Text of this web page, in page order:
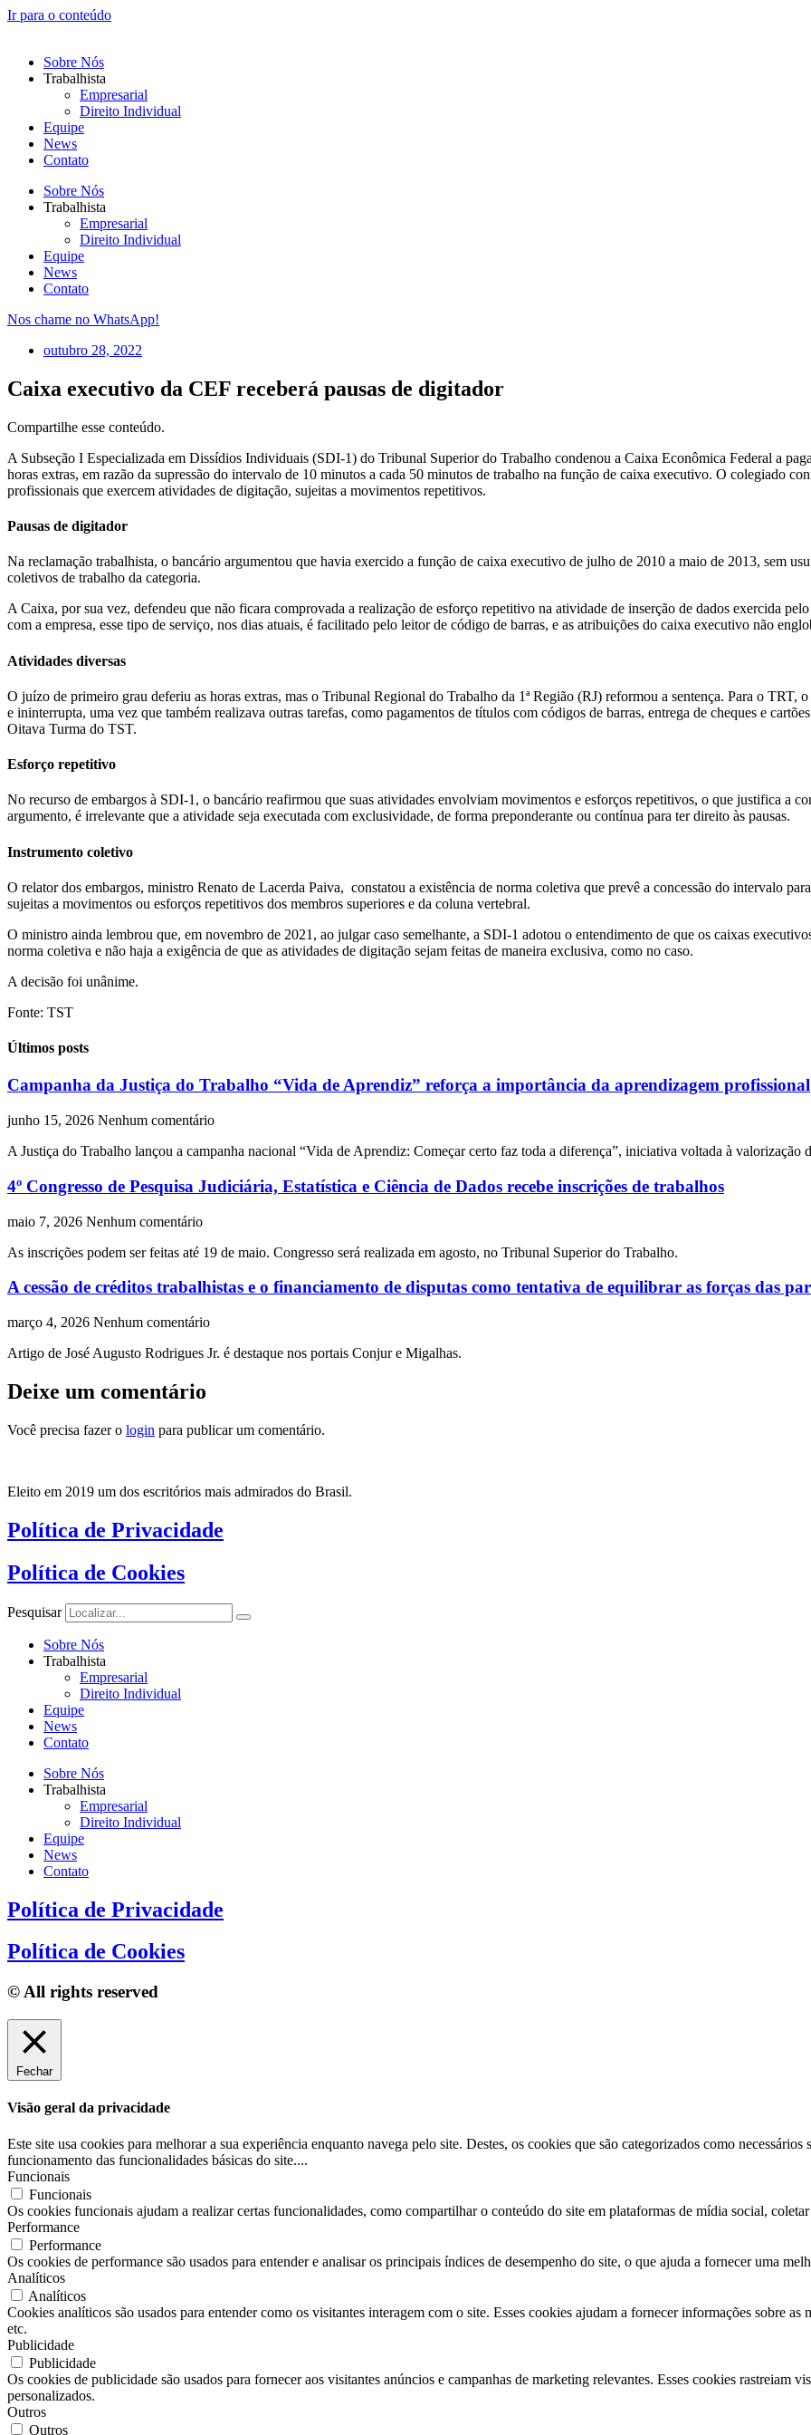
Ir para o conteúdo
Sobre Nós
Trabalhista
Empresarial
Direito Individual
Equipe
News
Contato
Sobre Nós
Trabalhista
Empresarial
Direito Individual
Equipe
News
Contato
Nos chame no WhatsApp!
outubro 28, 2022
Caixa executivo da CEF receberá pausas de digitador
Compartilhe esse conteúdo.
A Subseção I Especializada em Dissídios Individuais (SDI-1) do Tribunal Superior do Trabalho condenou a Caixa Econômica Federal a
horas extras, em razão da supressão do intervalo de 10 minutos a cada 50 minutos de trabalho na função de caixa executivo. O colegiado
profissionais que exercem atividades de digitação, sujeitas a movimentos repetitivos.
Pausas de digitador
Na reclamação trabalhista, o bancário argumentou que havia exercido a função de caixa executivo de julho de 2010 a maio de 2013, sem
coletivos de trabalho da categoria.
A Caixa, por sua vez, defendeu que não ficara comprovada a realização de esforço repetitivo na atividade de inserção de dados exercida
com a empresa, esse tipo de serviço, nos dias atuais, é facilitado pelo leitor de código de barras, e as atribuições do caixa executivo não
Atividades diversas
O juízo de primeiro grau deferiu as horas extras, mas o Tribunal Regional do Trabalho da 1ª Região (RJ) reformou a sentença. Para o
e ininterrupta, uma vez que também realizava outras tarefas, como pagamentos de títulos com códigos de barras, entrega de cheques e
Oitava Turma do TST.
Esforço repetitivo
No recurso de embargos à SDI-1, o bancário reafirmou que suas atividades envolviam movimentos e esforços repetitivos, o que justifica a
argumento, é irrelevante que a atividade seja executada com exclusividade, de forma preponderante ou contínua para ter direito às pausas.
Instrumento coletivo
O relator dos embargos, ministro Renato de Lacerda Paiva, constatou a existência de norma coletiva que prevê a concessão do intervalo
sujeitas a movimentos ou esforços repetitivos dos membros superiores e da coluna vertebral.
O ministro ainda lembrou que, em novembro de 2021, ao julgar caso semelhante, a SDI-1 adotou o entendimento de que os caixas
norma coletiva e não haja a exigência de que as atividades de digitação sejam feitas de maneira exclusiva, como no caso.
A decisão foi unânime.
Fonte: TST
Últimos posts
Campanha da Justiça do Trabalho “Vida de Aprendiz” reforça a importância da aprendizagem profissional
junho 15, 2026 Nenhum comentário
A Justiça do Trabalho lançou a campanha nacional “Vida de Aprendiz: Começar certo faz toda a diferença”, iniciativa voltada à valorização
4º Congresso de Pesquisa Judiciária, Estatística e Ciência de Dados recebe inscrições de trabalhos
maio 7, 2026 Nenhum comentário
As inscrições podem ser feitas até 19 de maio. Congresso será realizada em agosto, no Tribunal Superior do Trabalho.
A cessão de créditos trabalhistas e o financiamento de disputas como tentativa de equilibrar as forças das
março 4, 2026 Nenhum comentário
Artigo de José Augusto Rodrigues Jr. é destaque nos portais Conjur e Migalhas.
Deixe um comentário
Você precisa fazer o login para publicar um comentário.
Eleito em 2019 um dos escritórios mais admirados do Brasil.
Política de Privacidade
Política de Cookies
Pesquisar
Sobre Nós
Trabalhista
Empresarial
Direito Individual
Equipe
News
Contato
Sobre Nós
Trabalhista
Empresarial
Direito Individual
Equipe
News
Contato
Política de Privacidade
Política de Cookies
© All rights reserved
Fechar
Visão geral da privacidade
Este site usa cookies para melhorar a sua experiência enquanto navega pelo site. Destes, os cookies que são categorizados como necessários
funcionamento das funcionalidades básicas do site....
Funcionais
Funcionais
Os cookies funcionais ajudam a realizar certas funcionalidades, como compartilhar o conteúdo do site em plataformas de mídia social,
Performance
Performance
Os cookies de performance são usados ​​para entender e analisar os principais índices de desempenho do site, o que ajuda a fornecer uma
Analíticos
Analíticos
Cookies analíticos são usados ​​para entender como os visitantes interagem com o site. Esses cookies ajudam a fornecer informações sobre
etc.
Publicidade
Publicidade
Os cookies de publicidade são usados ​​para fornecer aos visitantes anúncios e campanhas de marketing relevantes. Esses cookies rastreiam
personalizados.
Outros
Outros